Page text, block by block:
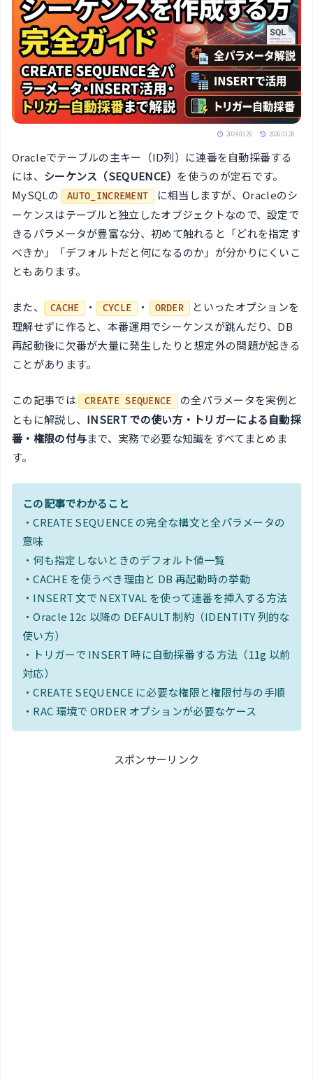
2024.03.29 2026.03.28
Oracleでテーブルの主キー（ID列）に連番を自動採番する
には、 シーケンス（SEQUENCE） を使うのが定石です。
MySQLの AUTO_INCREMENT
に相当しますが、Oracleのシ
ーケンスはテーブルと独立したオブジェクトなので、設定で
きるパラメータが豊富な分、初めて触れると「どれを指定す
べきか」「デフォルトだと何になるのか」が分かりにくいこ
ともあります。
また、 CACHE ・ CYCLE ・ ORDER
といったオプションを
理解せずに作ると、本番運用でシーケンスが跳んだり、DB
再起動後に欠番が大量に発生したりと想定外の問題が起きる
ことがあります。
この記事では CREATE SEQUENCE
の全パラメータを実例と
ともに解説し、 INSERT での使い方・トリガーによる自動採
番・権限の付与まで、実務で必要な知識をすべてまとめま
す。
この記事でわかること
・CREATE SEQUENCE の完全な構文と全パラメータの
意味
・何も指定しないときのデフォルト値一覧
・CACHE を使うべき理由と DB 再起動時の挙動
・INSERT 文で NEXTVAL を使って連番を挿入する方法
・Oracle 12c 以降の DEFAULT 制約（IDENTITY 列的な
使い方）
・トリガーで INSERT 時に自動採番する方法（11g 以前
対応）
・CREATE SEQUENCE に必要な権限と権限付与の手順
・RAC 環境で ORDER オプションが必要なケース
スポンサーリンク